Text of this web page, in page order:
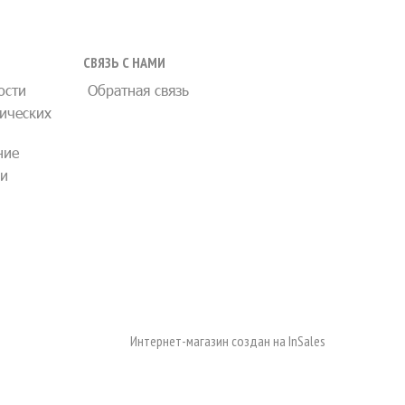
СВЯЗЬ С НАМИ
Обратная связь
Интернет-магазин создан на InSales